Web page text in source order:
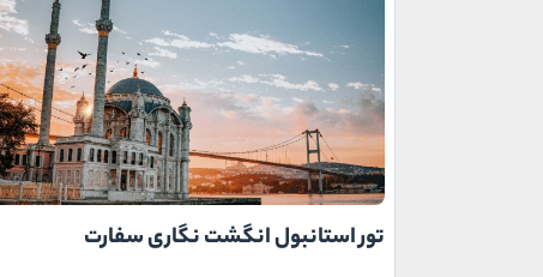
تور استانبول انگشت نگاری سفارت